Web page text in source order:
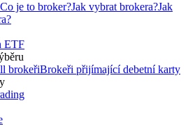
Co je to broker?Jak vybrat brokera?Jak
ETF
brokeřiBrokeři přijímající debetní karty